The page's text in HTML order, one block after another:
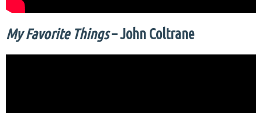
My Favorite Things– John Coltrane